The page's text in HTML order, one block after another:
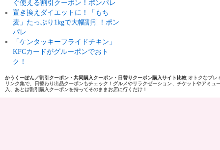
ぐ使える割引クーポン！ポンパレ
置き換えダイエットに！「もち
麦」たっぷり1kgで大幅割引！ポン
パレ
「ケンタッキーフライドチキン」
KFCカードがグルーポンでおト
ク！
かうくーぽん／割引クーポン・共同購入クーポン・日替りクーポン購入サイト比較 オトクなプレ
リンク集で、日替わり出品クーポンもチェック！グルメやリラクゼーション、チケットやアミ
入、あとは割引購入クーポンを持ってそのままお店に行くだけ！